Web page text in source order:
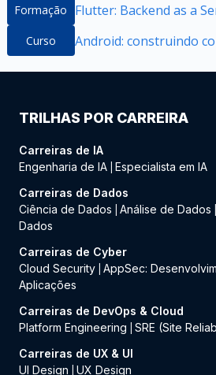
Formação Flutter: Backend as a
Curso Android: construindo
TRILHAS POR CARREIRA
Carreiras de IA
Engenharia de IA Especialista em IA
Carreiras de Dados
Ciência de Dados
Análise de Dados
Dados
Carreiras de Cyber
Cloud Security AppSec:
Aplicações
Carreiras de DevOps & Cloud
Platform Engineering
SRE (Site
Carreiras de UX & UI
UI Design
UX Design